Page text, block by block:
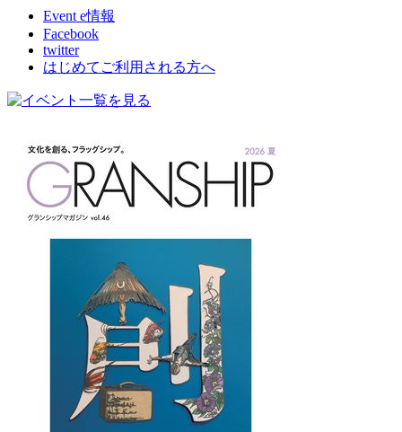
Event e情報
Facebook
twitter
はじめてご利用される方へ